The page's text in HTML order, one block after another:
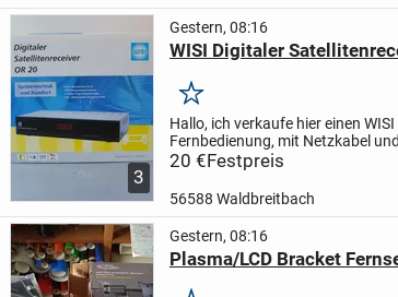
3
Gestern, 08:16
WISI Digitaler
Merken
Hallo, ich verkaufe hier einen
Fernbedienung, mit Netzkabel
Schnäppchenpreis. Weitere Infos
20 €Festpreis
56588 Waldbreitbach
Gestern, 08:16
Plasma/LCD Bracket